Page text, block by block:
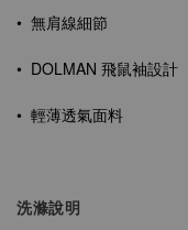
• 無肩線細節
• DOLMAN 飛鼠袖設計
• 輕薄透氣面料
洗滌說明